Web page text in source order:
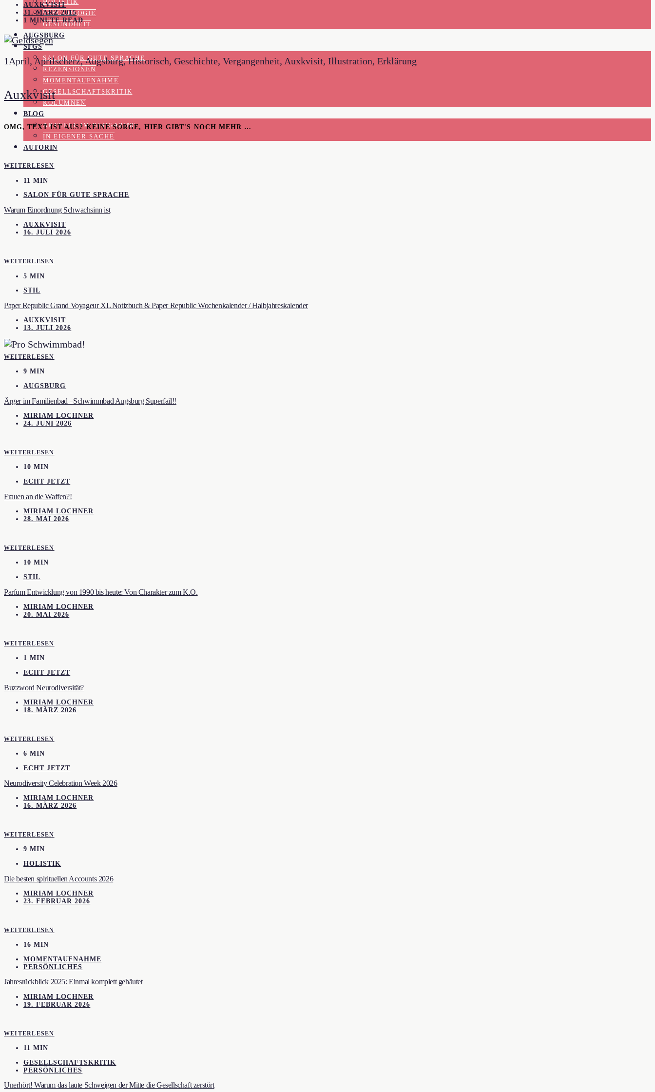
HOLISTIK
PSYCHOLOGIE
GESUNDHEIT
AUGSBURG
SFGS
SALON FÜR GUTE SPRACHE
REZENSIONEN
MOMENTAUFNAHME
GESELLSCHAFTSKRITIK
KOLUMNEN
BLOG
AKTUELL IM BLOGAZINE
IN EIGENER SACHE
AUTORIN
AUXKVISIT
31. MÄRZ 2015
1 MINUTE READ
1April, Aprilscherz, Augsburg, Historisch, Geschichte, Vergangenheit, Auxkvisit, Illustration, Erklärung
Auxkvisit
OMG, TEXT IST AUS? KEINE SORGE, HIER GIBT'S NOCH MEHR …
WEITERLESEN
11 MIN
SALON FÜR GUTE SPRACHE
Warum Einordnung Schwachsinn ist
AUXKVISIT
16. JULI 2026
WEITERLESEN
5 MIN
STIL
Paper Republic Grand Voyageur XL Notizbuch & Paper Republic Wochenkalender / Halbjahreskalender
AUXKVISIT
13. JULI 2026
WEITERLESEN
9 MIN
AUGSBURG
Ärger im Familienbad –Schwimmbad Augsburg Superfail!!
MIRIAM LOCHNER
24. JUNI 2026
WEITERLESEN
10 MIN
ECHT JETZT
Frauen an die Waffen?!
MIRIAM LOCHNER
28. MAI 2026
WEITERLESEN
10 MIN
STIL
Parfum Entwicklung von 1990 bis heute: Von Charakter zum K.O.
MIRIAM LOCHNER
20. MAI 2026
WEITERLESEN
1 MIN
ECHT JETZT
Buzzword Neurodiversität?
MIRIAM LOCHNER
18. MÄRZ 2026
WEITERLESEN
6 MIN
ECHT JETZT
Neurodiversity Celebration Week 2026
MIRIAM LOCHNER
16. MÄRZ 2026
WEITERLESEN
9 MIN
HOLISTIK
Die besten spirituellen Accounts 2026
MIRIAM LOCHNER
23. FEBRUAR 2026
WEITERLESEN
16 MIN
MOMENTAUFNAHME
PERSÖNLICHES
Jahresrückblick 2025: Einmal komplett gehäutet
MIRIAM LOCHNER
19. FEBRUAR 2026
WEITERLESEN
11 MIN
GESELLSCHAFTSKRITIK
PERSÖNLICHES
Unerhört! Warum das laute Schweigen der Mitte die Gesellschaft zerstört